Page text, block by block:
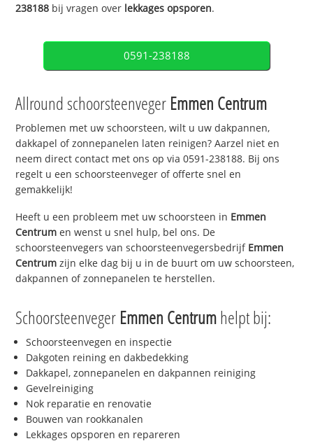
238188 bij vragen over lekkages opsporen.
0591-238188
Allround schoorsteenveger Emmen Centrum
Problemen met uw schoorsteen, wilt u uw dakpannen,
dakkapel of zonnepanelen laten reinigen? Aarzel niet en
neem direct contact met ons op via 0591-238188. Bij ons
regelt u een schoorsteenveger of offerte snel en
gemakkelijk!
Heeft u een probleem met uw schoorsteen in Emmen
Centrum en wenst u snel hulp, bel ons. De
schoorsteenvegers van schoorsteenvegersbedrijf Emmen
Centrum zijn elke dag bij u in de buurt om uw schoorsteen,
dakpannen of zonnepanelen te herstellen.
Schoorsteenveger Emmen Centrumhelpt bij:
Schoorsteenvegen en inspectie
Dakgoten reining en dakbedekking
Dakkapel, zonnepanelen en dakpannen reiniging
Gevelreiniging
Nok reparatie en renovatie
Bouwen van rookkanalen
Lekkages opsporen en repareren